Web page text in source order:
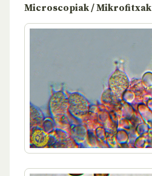
Microscopiak / Mikrofitxak